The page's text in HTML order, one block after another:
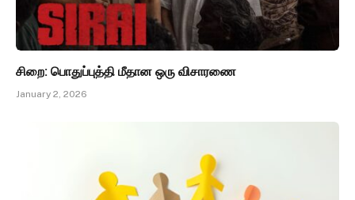
சிறை: பொதுப்புத்தி மீதான ஒரு விசாரணை
January 2, 2026